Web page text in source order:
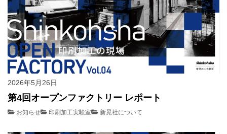
2026年5月26日
第4回オープンファクトリー レポート
お知らせ 印刷加工実験室 新晃社について